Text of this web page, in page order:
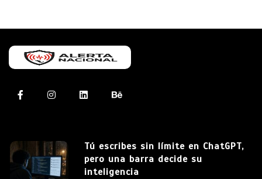
Tú escribes sin límite en ChatGPT,
pero una barra decide su
inteligencia